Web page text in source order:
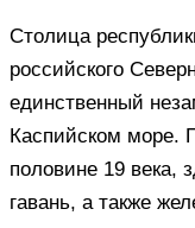
Столица
российского
единственный
Каспийском море.
половине 19 века,
гавань, а также